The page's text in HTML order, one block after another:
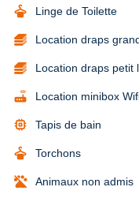
dry_cleaning Linge de Toilette
Location draps
Location draps petit
router Location minibox
memory Tapis de bain
dry_cleaning Torchons
Animaux non admis